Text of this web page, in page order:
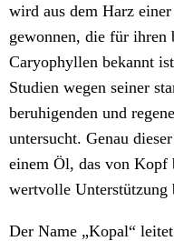
wird aus dem Harz
gewonnen, die für ihren
Caryophyllen bekannt
Studien wegen seiner
beruhigenden und
untersucht. Genau
einem Öl, das von Kopf
wertvolle Unterstützung
Der Name „Kopal“